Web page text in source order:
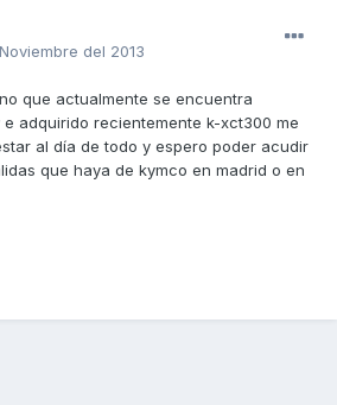
del 2013
que actualmente se encuentra
adquirido recientemente k-xct300 me
al día de todo y espero poder acudir
que haya de kymco en madrid o en